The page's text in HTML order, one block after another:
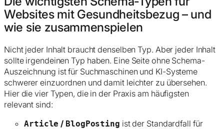
Websites mit Gesundheitsbezug – und
wie sie zusammenspielen
Nicht jeder Inhalt braucht denselben Typ. Aber jeder Inhalt
sollte irgendeinen Typ haben. Eine Seite ohne Schema-
Auszeichnung ist für Suchmaschinen und KI-Systeme
schwerer einzuordnen und damit leichter zu übersehen.
Hier die vier Typen, die in der Praxis am häufigsten
relevant sind:
Article / BlogPosting ist der Standardfall für